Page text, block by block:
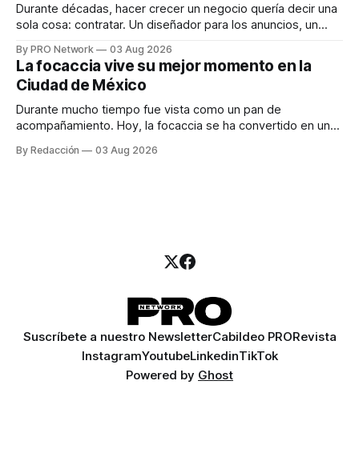
Durante décadas, hacer crecer un negocio quería decir una
sola cosa: contratar. Un diseñador para los anuncios, un
para los textos, alguien que supiera de publicidad digital
para encontrar prospectos, un vendedor para atender
llamadas y mensajes, y —con suerte— una persona
By PRO Network 03 Aug 2026
La focaccia vive su mejor momento en la
Ciudad de México
Durante mucho tiempo fue vista como un pan de
acompañamiento. Hoy, la focaccia se ha convertido en uno
artesanal, ingredientes de calidad y experiencias que
By Redacción 03 Aug 2026
Suscríbete a nuestro NewsletterCabildeo PRORevista
InstagramYoutubeLinkedinTikTok
Powered by Ghost